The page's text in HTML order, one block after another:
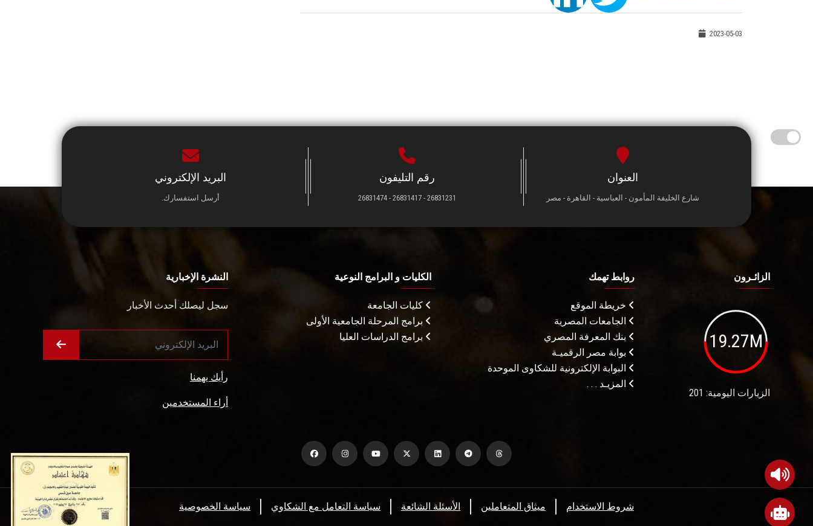
2023-05-03
العنوان
شارع الخليفة المأمون - العباسية - القاهرة - مصر
رقم التليفون
26831231 - 26831417 - 26831474
البريد الإلكتروني
أرسل استفسارك.
الزائـرون
19.27M
الزيارات اليومية: 201
روابط تهمك
خريطة الموقع
الجامعات المصرية
بنك المعرفة المصري
بوابة مصر الرقميـة
البوابة الإلكترونية للشكاوى الموحدة
المزيـد . . .
الكليات و البرامج النوعية
كليات الجامعة
برامج المرحلة الجامعية الأولى
برامج الدراسات العليا
النشرة الإخبارية
سجل ليصلك أحدث الأخبار
رأيك يهمنا
أراء المستخدمين
سياسة الخصوصية سياسة التعامل مع الشكاوي الأسئلة الشائعة ميثاق المتعاملين شروط الاستخدام